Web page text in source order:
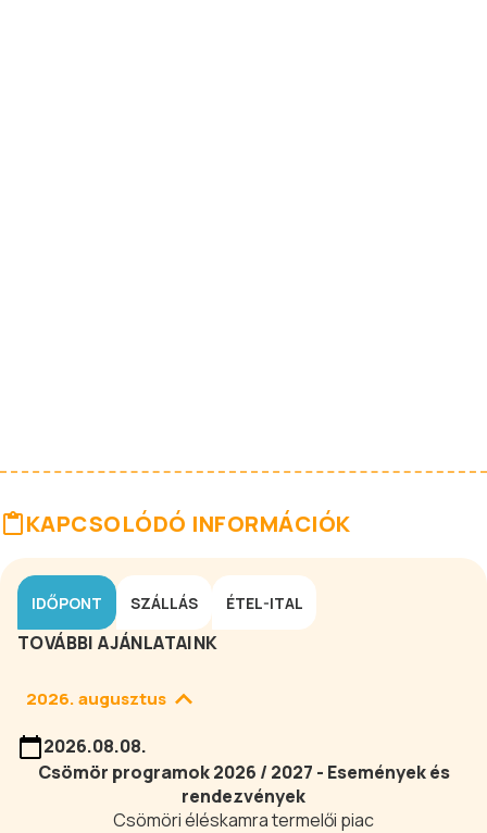
KAPCSOLÓDÓ INFORMÁCIÓK
IDŐPONT SZÁLLÁS ÉTEL-ITAL
TOVÁBBI AJÁNLATAINK
2026. augusztus
2026.08.08.
Csömör programok 2026 / 2027 - Események és
rendezvények
Csömöri éléskamra termelői piac